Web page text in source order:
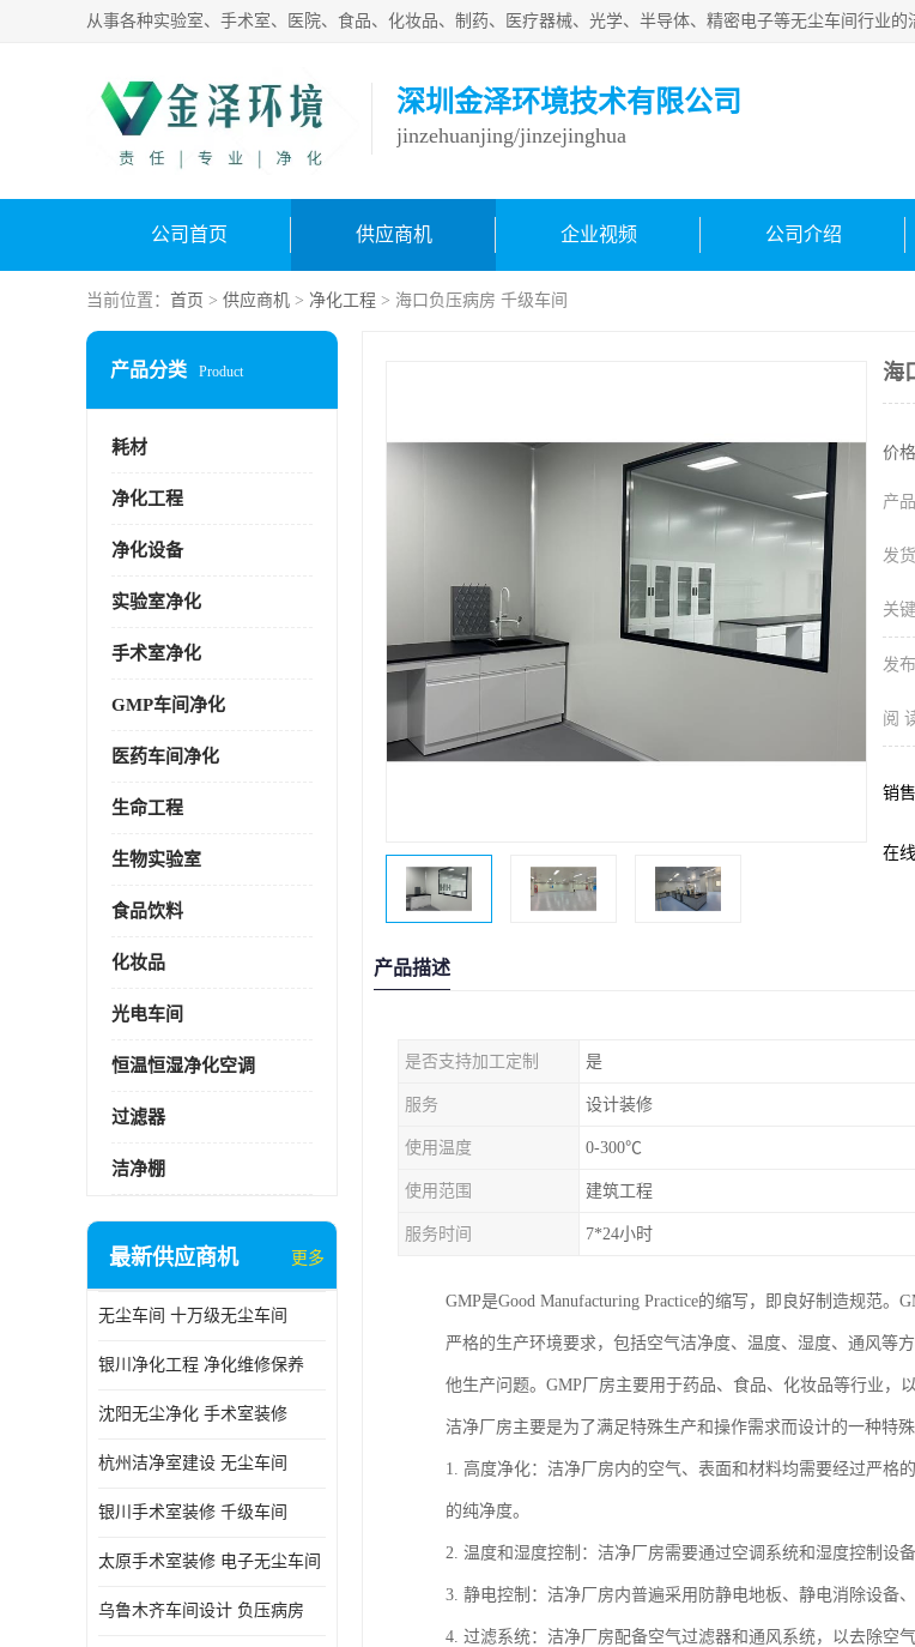
深圳金泽环境技术有限公司
jinzehuanjing/jinzejinghua
公司首页 供应商机 企业视频 公司介绍
当前位置： 首页 > 供应商机 > 净化工程 > 海口负压病房 千级车间
产品分类 Product
耗材
净化工程
净化设备
实验室净化
手术室净化
GMP车间净化
医药车间净化
生命工程
生物实验室
食品饮料
化妆品
光电车间
恒温恒湿净化空调
过滤器
洁净棚
最新供应商机 更多
无尘车间 十万级无尘车间
银川净化工程 净化维修保养
沈阳无尘净化 手术室装修
杭州洁净室建设 无尘车间
银川手术室装修 千级车间
太原手术室装修 电子无尘车间
乌鲁木齐车间设计 负压病房
海
价格
产
发
关
发
阅
销
在线
产品描述
是否支持加工定制 是
服务 设计装修
使用温度 0-300℃
使用范围 建筑工程
服务时间 7*24小时
GMP是Good Manufacturing Practice的缩写，即良好制造规范
严格的生产环境要求，包括空气洁净度、温度、湿度、通风等
他生产问题。GMP厂房主要用于药品、食品、化妆品等行业，
洁净厂房主要是为了满足特殊生产和操作需求而设计的一种特
1. 高度净化：洁净厂房内的空气、表面和材料均需要经过严格
的纯净度。
2. 温度和湿度控制：洁净厂房需要通过空调系统和湿度控制设
3. 静电控制：洁净厂房内普遍采用防静电地板、静电消除设备
4. 过滤系统：洁净厂房配备空气过滤器和通风系统，以去除空